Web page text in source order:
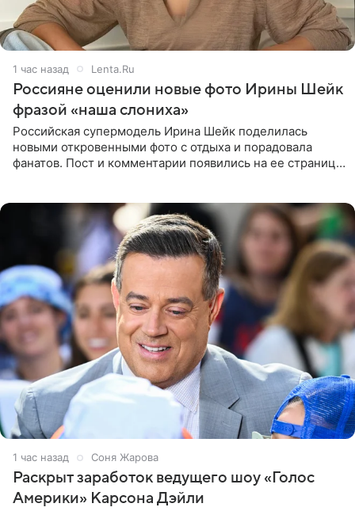
1 час назад Lenta.Ru
Россияне оценили новые фото Ирины Шейк
фразой «наша слониха»
Российская супермодель Ирина Шейк поделилась
новыми откровенными фото с отдыха и порадовала
фанатов. Пост и комментарии появились на ее странице
1 час назад Соня Жарова
Раскрыт заработок ведущего шоу «Голос
Америки» Карсона Дэйли